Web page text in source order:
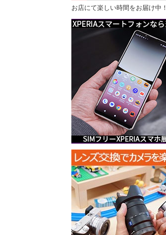
お店にて楽しい時間をお届け中！